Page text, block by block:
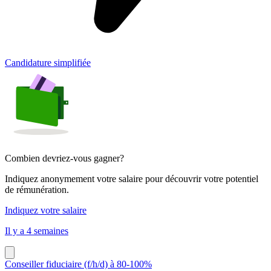
Candidature simplifiée
Combien devriez-vous gagner?
Indiquez anonymement votre salaire pour découvrir votre potentiel
de rémunération.
Indiquez votre salaire
Il y a 4 semaines
Conseiller fiduciaire (f/h/d) à 80-100%